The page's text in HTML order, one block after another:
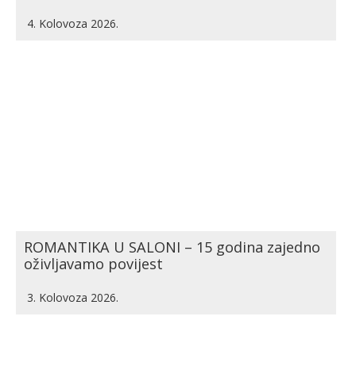
4. Kolovoza 2026.
ROMANTIKA U SALONI – 15 godina zajedno
oživljavamo povijest
3. Kolovoza 2026.